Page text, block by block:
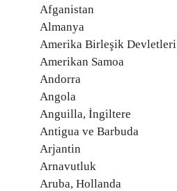
Afganistan
Almanya
Amerika Birleşik Devletleri
Amerikan Samoa
Andorra
Angola
Anguilla, İngiltere
Antigua ve Barbuda
Arjantin
Arnavutluk
Aruba, Hollanda